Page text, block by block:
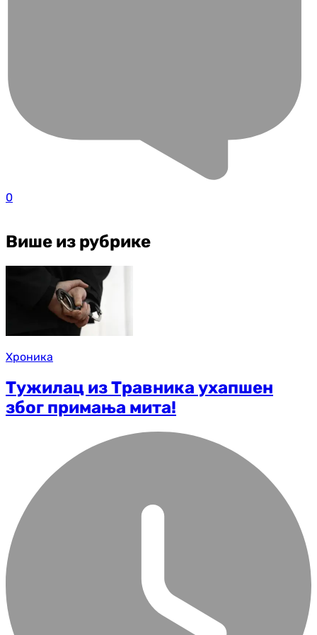
0
Више из рубрике
Хроника
Тужилац из Травника ухапшен
због примања мита!